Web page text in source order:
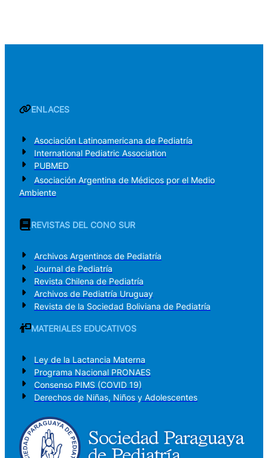
ENLACES
Asociación Latinoamericana de Pediatría
International Pediatric Association
PUBMED
Asociación Argentina de Médicos por el Medio
Ambiente
REVISTAS DEL CONO SUR
Archivos Argentinos de Pediatría
Journal de Pediatría
Revista Chilena de Pediatría
Archivos de Pediatría Uruguay
Revista de la Sociedad Boliviana de Pediatría
MATERIALES EDUCATIVOS
Ley de la Lactancia Materna
Programa Nacional PRONAES
Consenso PIMS (COVID 19)
Derechos de Niñas, Niños y Adolescentes